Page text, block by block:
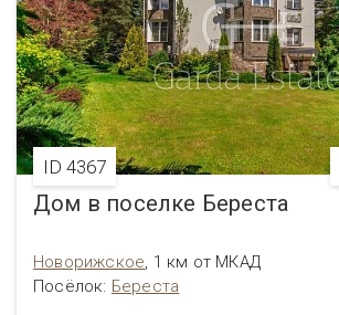
ID 4367
Дом в поселке Береста
Новорижское, 1 км от МКАД
Посёлок: Береста